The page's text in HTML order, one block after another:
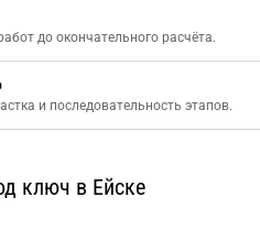
до окончательного расчёта.
и последовательность этапов.
ключ в Ейске